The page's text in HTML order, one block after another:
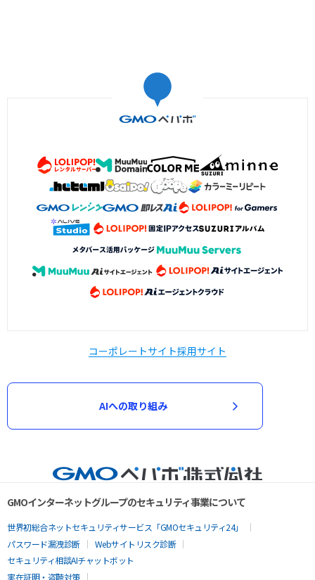
コーポレートサイト採用サイト
AIへの取り組み
GMOインターネットグループのセキュリティ事業について
世界初総合ネットセキュリティサービス「GMOセキュリティ24」
パスワード漏洩診断
Webサイトリスク診断
セキュリティ相談AIチャットボット
実在証明・盗聴対策